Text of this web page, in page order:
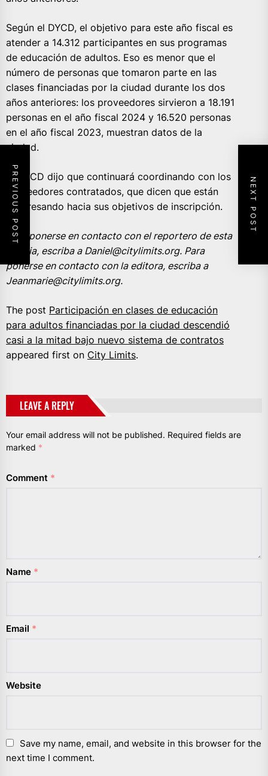
Según el DYCD, el objetivo para este año fiscal es
atender a 14.312 participantes en sus programas
de educación de adultos. Eso es menor que el
número de personas que tomaron parte en las
clases financiadas por la ciudad durante los dos
años anteriores: los proveedores sirvieron a 18.191
personas en el año fiscal 2024 y 16.520 personas
en el año fiscal 2023, muestran datos de la
ciudad.
El DYCD dijo que continuará coordinando con los
proveedores contratados, que dicen que están
progresando hacia sus objetivos de inscripción.
Para ponerse en contacto con el reportero de esta
noticia, escriba a Daniel@citylimits.org. Para
ponerse en contacto con la editora, escriba a
Jeanmarie@citylimits.org.
The post Participación en clases de educación
para adultos financiadas por la ciudad descendió
casi a la mitad bajo nuevo sistema de contratos
appeared first on City Limits.
LEAVE A REPLY
Your email address will not be published. Required fields are
marked *
Comment *
Name *
Email *
Website
Save my name, email, and website in this browser for the
next time I comment.
PREVIOUS POST NEXT POST